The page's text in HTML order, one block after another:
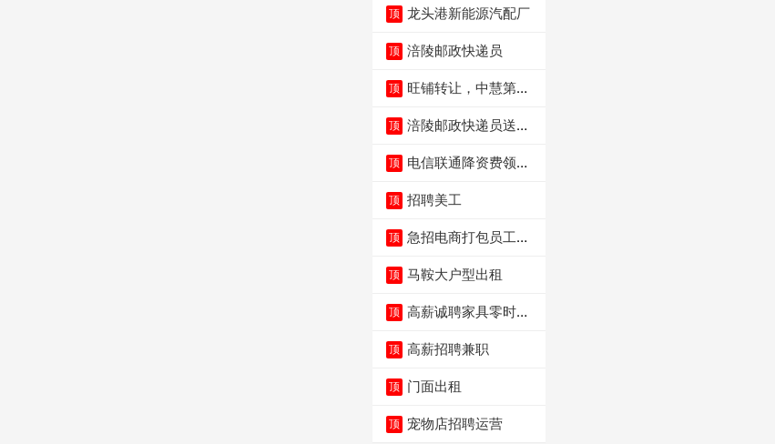
顶 龙头港新能源汽配厂
顶 涪陵邮政快递员
顶 旺铺转让，中慧第一
顶 涪陵邮政快递员送货
顶 电信联通降资费领价
顶 招聘美工
顶 急招电商打包员工作
顶 马鞍大户型出租
顶 高薪诚聘家具零时促
顶 高薪招聘兼职
顶 门面出租
顶 宠物店招聘运营